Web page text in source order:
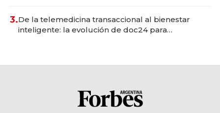
3.De la telemedicina transaccional al bienestar
inteligente: la evolución de doc24 para